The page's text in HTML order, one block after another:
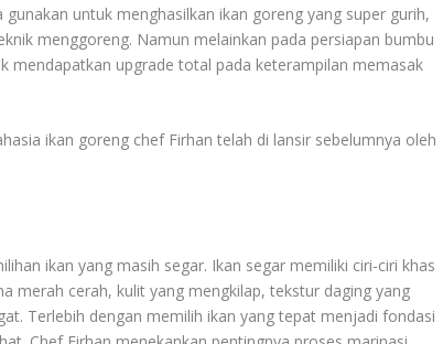
untuk menghasilkan ikan goreng yang super gurih,
menggoreng. Namun melainkan pada persiapan bumbu
mendapatkan upgrade total pada keterampilan memasak
ikan goreng chef Firhan telah di lansir sebelumnya oleh
ikan yang masih segar. Ikan segar memiliki ciri-ciri khas
merah cerah, kulit yang mengkilap, tekstur daging yang
Terlebih dengan memilih ikan yang tepat menjadi fondasi